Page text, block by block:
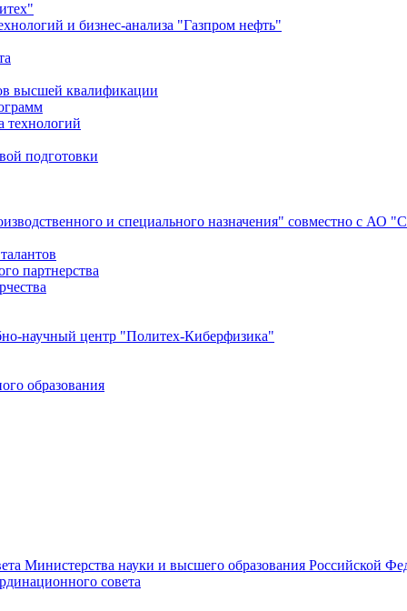
и бизнес-анализа "Газпром нефть"
высшей квалификации
технологий
подготовки
и специального назначения" совместно с
партнерства
научный центр "Политех-Киберфизика"
образования
Министерства науки и высшего образования Российской
совета